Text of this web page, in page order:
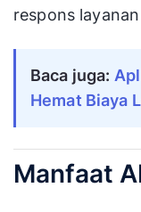
respons
Baca juga:
Hemat Biaya
Manfaat